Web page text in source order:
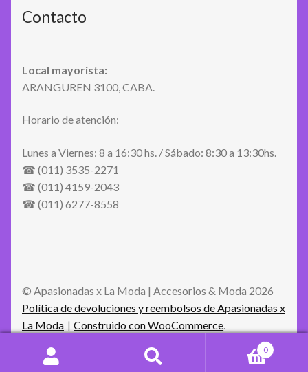
Contacto
Local mayorista:
ARANGUREN 3100, CABA.
Horario de atención:
Lunes a Viernes: 8 a 16:30 hs. / Sábado: 8:30 a 13:30hs.
☎ (011) 3535-2271
☎ (011) 4159-2043
☎ (011) 6277-8558
© Apasionadas x La Moda | Accesorios & Moda 2026
Política de devoluciones y reembolsos de Apasionadas x
La Moda
Construido con WooCommerce.
0